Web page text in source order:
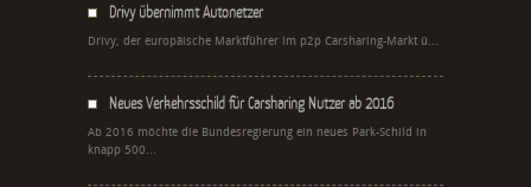
Drivy übernimmt Autonetzer
Drivy, der europäische Marktführer im p2p Carsharing-Markt ü...
Neues Verkehrsschild für Carsharing Nutzer ab 2016
Ab 2016 möchte die Bundesregierung ein neues Park-Schild in
knapp 500...